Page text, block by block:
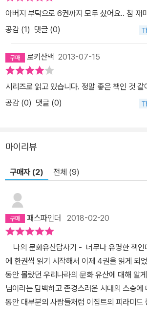
아버지 부탁으로 6권까지 모두 샀어요.. 참 재
공감 (1) 댓글 (0)
로키산맥 2013-07-15
시리즈로 읽고 있습니다. 정말 좋은 책인 것 같
공감 (0) 댓글 (0)
마이리뷰
구매자 (2) 전체 (9)
패스파인더 2018-02-20
나의 문화유산답사기 - 너무나 유명한 책인
에 한권씩 읽기 시작해서 이제 4권을 읽게 되
동안 몰랐던 우리나라의 문화 유산에 대해 알
님이라는 담백하고 존경스러운 시대의 스승
동안 대부분의 사람들처럼 이집트의 피라미드